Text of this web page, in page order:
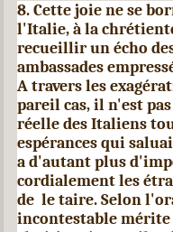
8. Cette joie ne se
l'Italie, à la
recueillir un écho
ambassades
A travers les
pareil cas, il n'est
réelle des Italiens
espérances qui
a d'autant plus
cordialement les
de le taire. Selon
incontestable mérite